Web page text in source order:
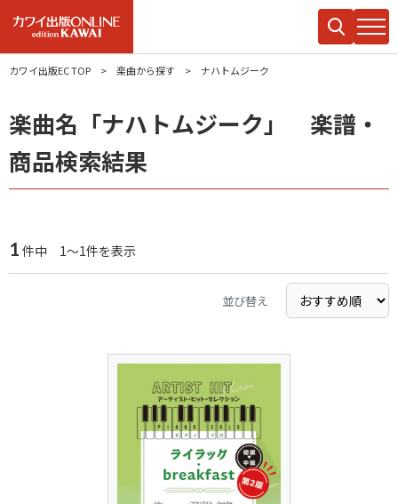
カワイ出版EC TOP 楽曲から探す ナハトムジーク
楽曲名「ナハトムジーク」 楽譜・
商品検索結果
1 件中 1～1件を表示
並び替え